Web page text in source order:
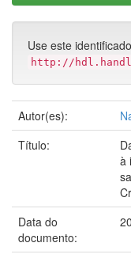
Use este
http://
Autor(es):
Título:
à
Data do
documento: